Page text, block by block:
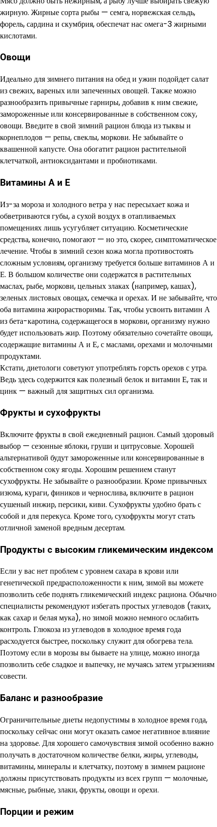
жирную. Жирные сорта рыбы — семга, норвежская сельдь,
форель, сардина и скумбрия, обеспечат нас омега-3 жирными
кислотами.
Овощи
Идеально для зимнего питания на обед и ужин подойдет салат
из свежих, вареных или запеченных овощей. Также можно
разнообразить привычные гарниры, добавив к ним свежие,
замороженные или консервированные в собственном соку,
овощи. Введите в свой зимний рацион блюда из тыквы и
корнеплодов — репы, свеклы, моркови. Не забывайте о
квашенной капусте. Она обогатит рацион растительной
клетчаткой, антиоксидантами и пробиотиками.
Витамины А и Е
Из-за мороза и холодного ветра у нас пересыхает кожа и
обветриваются губы, а сухой воздух в отапливаемых
помещениях лишь усугубляет ситуацию. Косметические
средства, конечно, помогают — но это, скорее, симптоматическое
лечение. Чтобы в зимний сезон кожа могла противостоять
сложным условиям, организму требуется больше витаминов А и
Е. В большом количестве они содержатся в растительных
маслах, рыбе, моркови, цельных злаках (например, кашах),
зеленых листовых овощах, семечка и орехах. И не забывайте, что
оба витамина жирорастворимы. Так, чтобы усвоить витамин А
из бета-каротина, содержащегося в моркови, организму нужно
будет использовать жир. Поэтому обязательно сочетайте овощи,
содержащие витамины А и Е, с маслами, орехами и молочными
продуктами.
Кстати, диетологи советуют употреблять горсть орехов с утра.
Ведь здесь содержится как полезный белок и витамин Е, так и
цинк — важный для защитных сил организма.
Фрукты и сухофрукты
Включите фрукты в свой ежедневный рацион. Самый здоровый
выбор — сезонные яблоки, груши и цитрусовые. Хорошей
альтернативой будут замороженные или консервированные в
собственном соку ягоды. Хорошим решением станут
сухофрукты. Не забывайте о разнообразии. Кроме привычных
изюма, кураги, фиников и чернослива, включите в рацион
сушеный инжир, персики, киви. Сухофрукты удобно брать с
собой и для перекуса. Кроме того, сухофрукты могут стать
отличной заменой вредным десертам.
Продукты с высоким гликемическим индексом
Если у вас нет проблем с уровнем сахара в крови или
генетической предрасположенности к ним, зимой вы можете
позволить себе поднять гликемический индекс рациона. Обычно
специалисты рекомендуют избегать простых углеводов (таких,
как сахар и белая мука), но зимой можно немного ослабить
контроль. Глюкоза из углеводов в холодное время года
расходуется быстрее, поскольку служит для обогрева тела.
Поэтому если в морозы вы бываете на улице, можно иногда
позволить себе сладкое и выпечку, не мучаясь затем угрызениям
совести.
Баланс и разнообразие
Ограничительные диеты недопустимы в холодное время года,
поскольку сейчас они могут оказать самое негативное влияние
на здоровье. Для хорошего самочувствия зимой особенно важно
получать в достаточном количестве белки, жиры, углеводы,
витамины, минералы и клетчатку, поэтому в зимнем рационе
должны присутствовать продукты из всех групп — молочные,
мясные, рыбные, злаки, фрукты, овощи и орехи.
Порции и режим